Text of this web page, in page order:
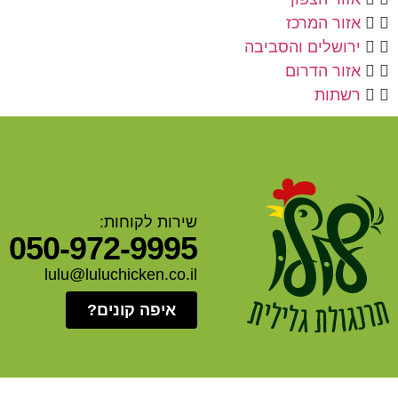
אזור המרכז
ירושלים והסביבה
אזור הדרום
רשתות
שירות לקוחות:
050-972-9995
lulu@luluchicken.co.il
איפה קונים?